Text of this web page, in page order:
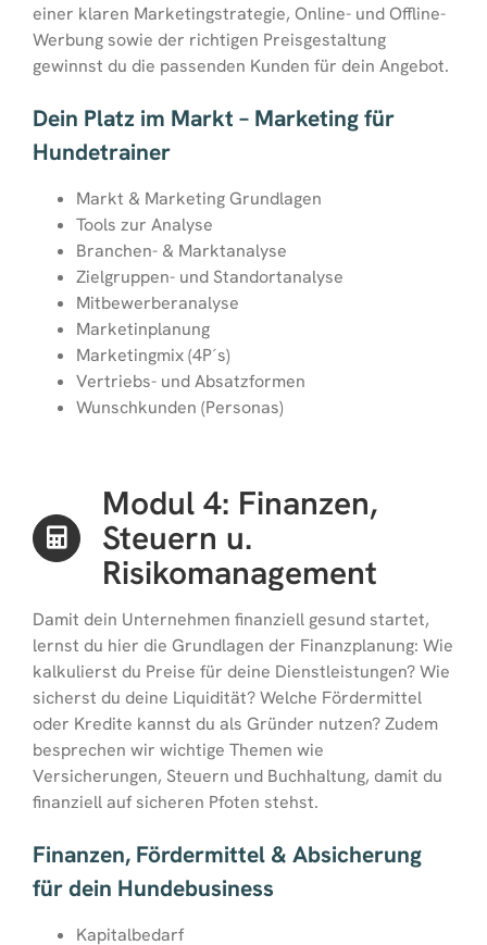
einer klaren Marketingstrategie, Online- und Offline-
Werbung sowie der richtigen Preisgestaltung
gewinnst du die passenden Kunden für dein Angebot.
Dein Platz im Markt – Marketing für
Hundetrainer
Markt & Marketing Grundlagen
Tools zur Analyse
Branchen- & Marktanalyse
Zielgruppen- und Standortanalyse
Mitbewerberanalyse
Marketinplanung
Marketingmix (4P´s)
Vertriebs- und Absatzformen
Wunschkunden (Personas)
Modul 4: Finanzen,
Steuern u.
Risikomanagement
Damit dein Unternehmen finanziell gesund startet,
lernst du hier die Grundlagen der Finanzplanung: Wie
kalkulierst du Preise für deine Dienstleistungen? Wie
sicherst du deine Liquidität? Welche Fördermittel
oder Kredite kannst du als Gründer nutzen? Zudem
besprechen wir wichtige Themen wie
Versicherungen, Steuern und Buchhaltung, damit du
finanziell auf sicheren Pfoten stehst.
Finanzen, Fördermittel & Absicherung
für dein Hundebusiness
Kapitalbedarf